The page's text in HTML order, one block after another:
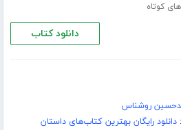
کوتاه
دانلود کتاب
روشناس
دانلود رایگان بهترین کتاب‌های داستان